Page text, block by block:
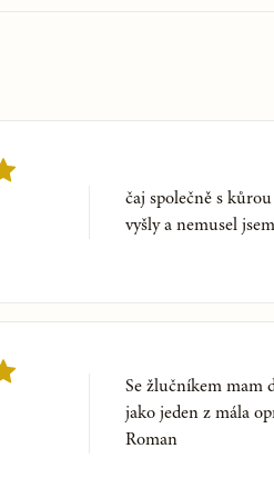
čaj společně s
vyšly a nemusel
Se žlučníkem mam
jako jeden z mála
Roman